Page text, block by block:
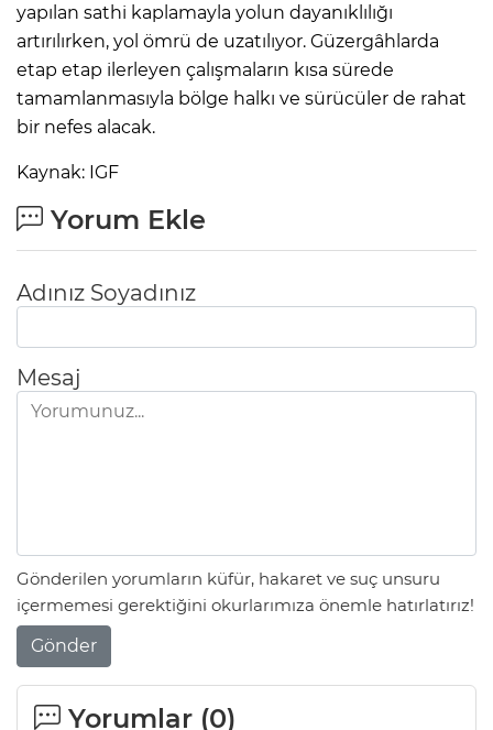
yapılan sathi kaplamayla yolun dayanıklılığı
artırılırken, yol ömrü de uzatılıyor. Güzergâhlarda
etap etap ilerleyen çalışmaların kısa sürede
tamamlanmasıyla bölge halkı ve sürücüler de rahat
bir nefes alacak.
Kaynak: IGF
Yorum Ekle
Adınız Soyadınız
Mesaj
Gönderilen yorumların küfür, hakaret ve suç unsuru
içermemesi gerektiğini okurlarımıza önemle hatırlatırız!
Gönder
Yorumlar (0)